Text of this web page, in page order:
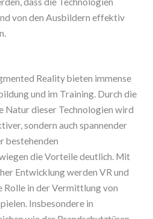
von den Ausbildern effektiv
Reality bieten immense
und im Training. Durch die
Natur dieser Technologien wird
sondern auch spannender
bestehenden
die Vorteile deutlich. Mit
Entwicklung werden VR und
Rolle in der Vermittlung von
Insbesondere in